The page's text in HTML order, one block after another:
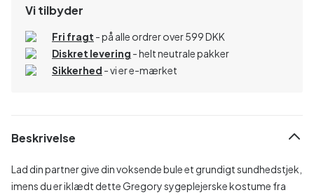
Vi tilbyder
Fri fragt - på alle ordrer over 599 DKK
Diskret levering - helt neutrale pakker
Sikkerhed - vi er e-mærket
Beskrivelse
Lad din partner give din voksende bule et grundigt sundhedstjek,
imens du er iklædt dette Gregory sygeplejerske kostume fra